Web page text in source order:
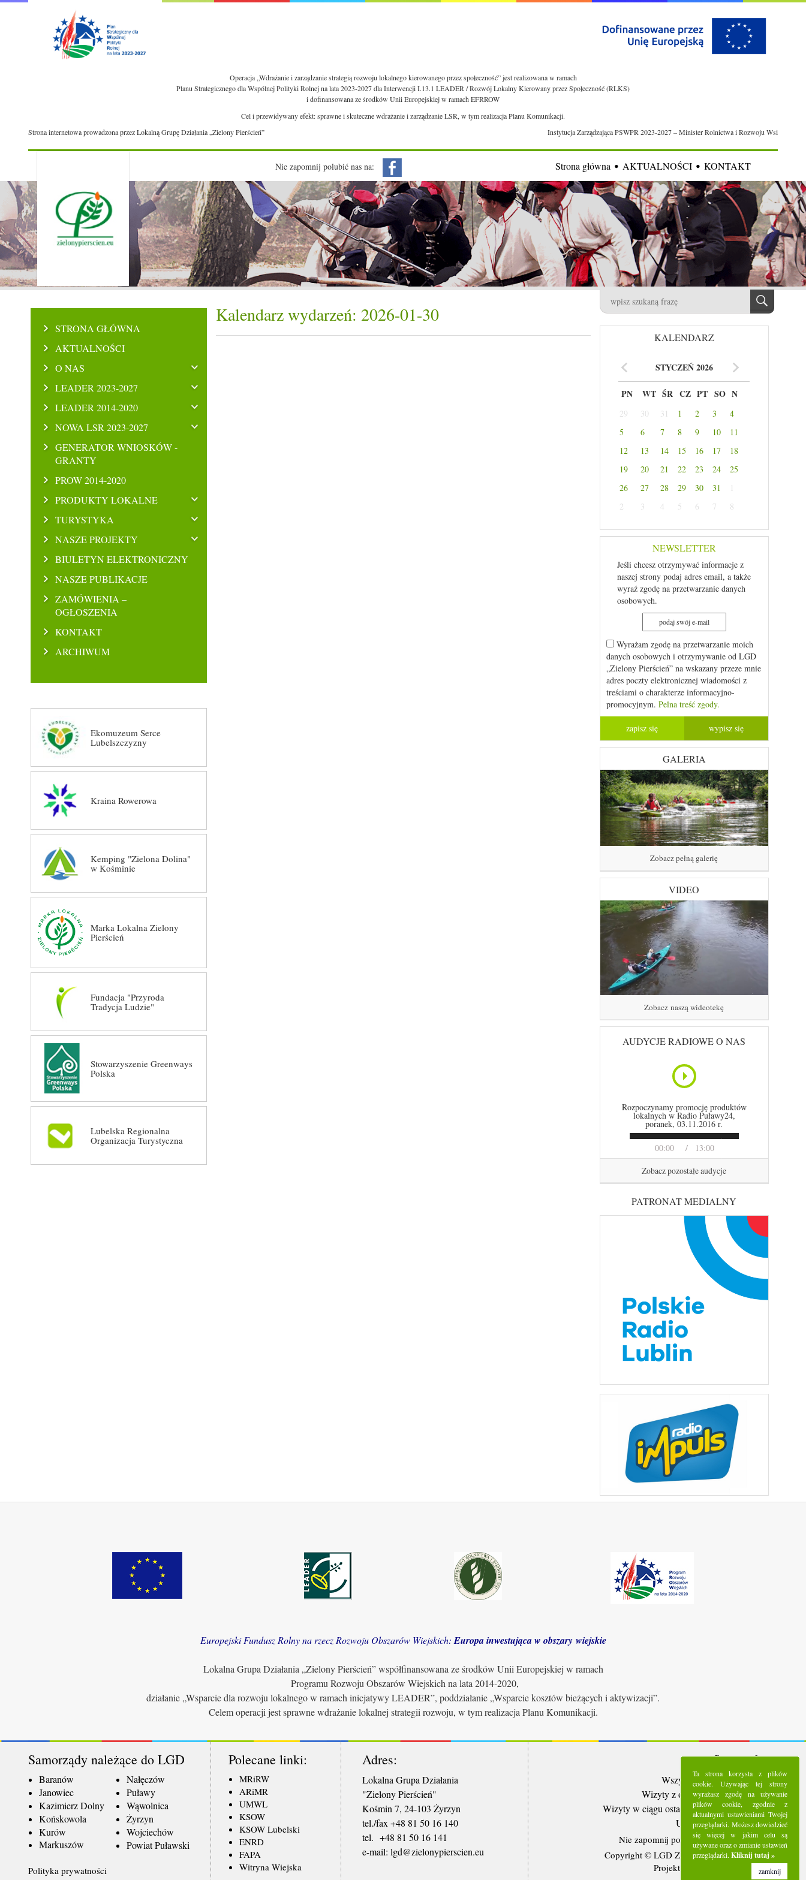
Operacja „Wdrażanie i zarządzanie strategią rozwoju lokalnego kierowanego przez społeczność” jest realizowana w ramach
Planu Strategicznego dla Wspólnej Polityki Rolnej na lata 2023-2027 dla Interwencji I.13.1 LEADER / Rozwój Lokalny Kierowany przez Społeczność (RLKS)
i dofinansowana ze środków Unii Europejskiej w ramach EFRROW
Cel i przewidywany efekt: sprawne i skuteczne wdrażanie i zarządzanie LSR, w tym realizacja Planu Komunikacji.
Strona internetowa prowadzona przez Lokalną Grupę Działania „Zielony Pierścień”
Instytucja Zarządzająca PSWPR 2023-2027 – Minister Rolnictwa i Rozwoju Wsi
Nie zapomnij polubić nas na: Strona główna AKTUALNOŚCI KONTAKT
STRONA GŁÓWNA
AKTUALNOŚCI
O NAS
LEADER 2023-2027
LEADER 2014-2020
NOWA LSR 2023-2027
GENERATOR WNIOSKÓW -
GRANTY
PROW 2014-2020
PRODUKTY LOKALNE
TURYSTYKA
NASZE PROJEKTY
BIULETYN ELEKTRONICZNY
NASZE PUBLIKACJE
ZAMÓWIENIA –
OGŁOSZENIA
KONTAKT
ARCHIWUM
Ekomuzeum Serce
Lubelszczyzny
Kraina Rowerowa
Kemping "Zielona Dolina"
w Kośminie
Marka Lokalna Zielony
Pierścień
Fundacja "Przyroda
Tradycja Ludzie"
Stowarzyszenie Greenways
Polska
Lubelska Regionalna
Organizacja Turystyczna
Kalendarz wydarzeń: 2026-01-30
KALENDARZ
STYCZEŃ 2026
PN WT ŚR CZ PT SO N
29 30 31 1 2 3
4
5
6 7 8 9 10
11
12
13 14 15 16 17
18
19
20 21 22 23 24
25
26
27 28 29 30 31
1
2
3 4 5 6 7 8
NEWSLETTER
Jeśli chcesz otrzymywać informacje z
naszej strony podaj adres email, a także
wyraź zgodę na przetwarzanie danych
osobowych.
Wyrażam zgodę na przetwarzanie moich
danych osobowych i otrzymywanie od LGD
„Zielony Pierścień” na wskazany przeze mnie
adres poczty elektronicznej wiadomości z
treściami o charakterze informacyjno-
promocyjnym. Pelna treść zgody.
GALERIA
Zobacz pełną galerię
VIDEO
Zobacz naszą wideotekę
AUDYCJE RADIOWE O NAS
00:00 13:00
Rozpoczynamy promocję produktów
lokalnych w Radio Puławy24,
poranek, 03.11.2016 r.
Zobacz pozostałe audycje
PATRONAT MEDIALNY
Europejski Fundusz Rolny na rzecz Rozwoju Obszarów Wiejskich: Europa inwestująca w obszary wiejskie
Lokalna Grupa Działania „Zielony Pierścień” współfinansowana ze środków Unii Europejskiej w ramach
Programu Rozwoju Obszarów Wiejskich na lata 2014-2020,
działanie „Wsparcie dla rozwoju lokalnego w ramach inicjatywy LEADER”, poddziałanie „Wsparcie kosztów bieżących i aktywizacji”.
Celem operacji jest sprawne wdrażanie lokalnej strategii rozwoju, w tym realizacja Planu Komunikacji.
Samorządy należące do LGD
Baranów
Janowiec
Kazimierz Dolny
Końskowola
Kurów
Markuszów
Nałęczów
Puławy
Wąwolnica
Żyrzyn
Wojciechów
Powiat Puławski
Polecane linki:
MRiRW
ARiMR
UMWL
KSOW
KSOW Lubelski
ENRD
FAPA
Witryna Wiejska
Adres:
Lokalna Grupa Działania
"Zielony Pierścień"
Kośmin 7, 24-103 Żyrzyn
tel./fax +48 81 50 16 140
tel. +48 81 50 16 141
​e-mail: lgd@zielonypierscien.eu
Statystyki:
Wszystkie wizyty: 5288647
Wizyty z ostatnich 30 dni: 93267
Wizyty w ciągu ostatniego tygodnia:
21142
Użytkownicy online: 14
Nie zapomnij polubić nas na Facebooku
Copyright © LGD Zielony Pierścień - 2016.
Projekt i wykonanie - Freeline.
Polityka prywatności
Ta strona korzysta z plików
cookie. Używając tej strony
wyrażasz zgodę na używanie
plików cookie, zgodnie z
aktualnymi ustawieniami Twojej
przeglądarki. Możesz dowiedzieć
się więcej w jakim celu są
używane oraz o zmianie ustawień
przeglądarki. Kliknij tutaj »
zamknij